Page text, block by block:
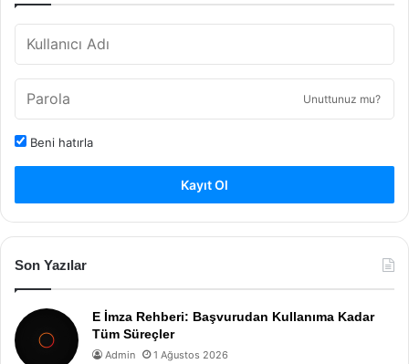
Unuttunuz mu?
Beni hatırla
Kayıt Ol
Son Yazılar
E İmza Rehberi: Başvurudan Kullanıma Kadar
Tüm Süreçler
Admin 1 Ağustos 2026